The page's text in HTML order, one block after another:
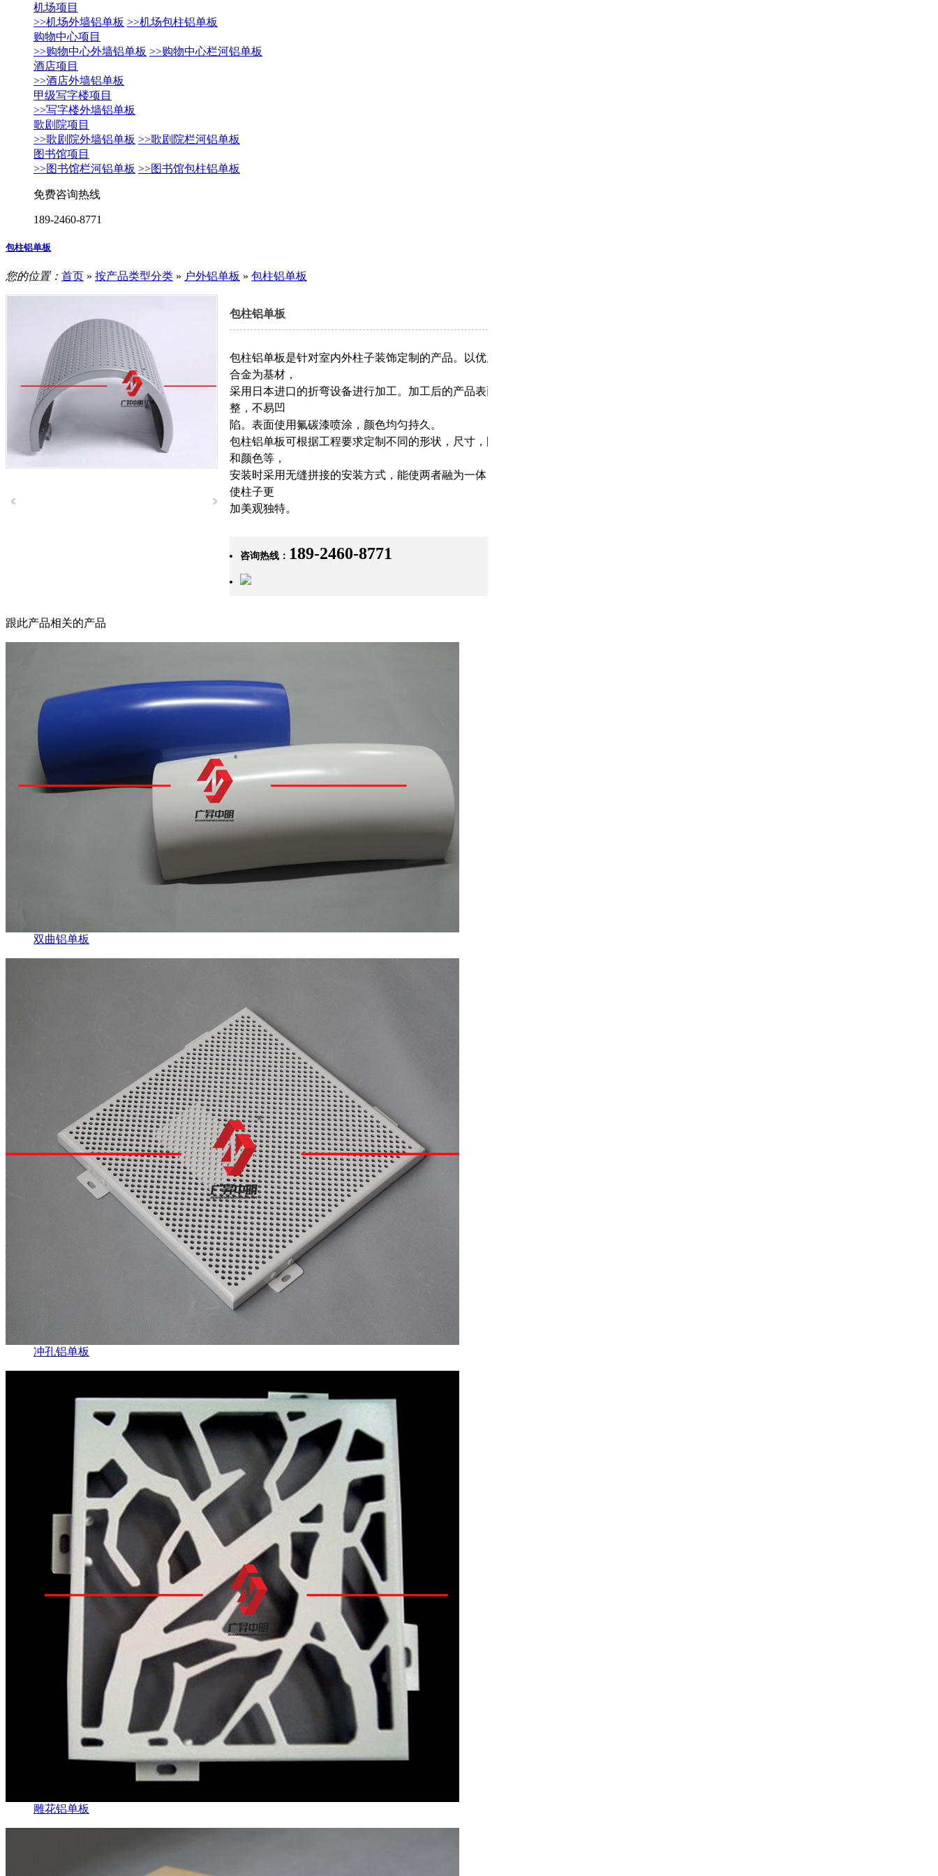
机场项目
>>机场外墙铝单板 >>机场包柱铝单板
购物中心项目
>>购物中心外墙铝单板 >>购物中心栏河铝单板
酒店项目
>>酒店外墙铝单板
甲级写字楼项目
>>写字楼外墙铝单板
歌剧院项目
>>歌剧院外墙铝单板 >>歌剧院栏河铝单板
图书馆项目
>>图书馆栏河铝单板 >>图书馆包柱铝单板
免费咨询热线
189-2460-8771
包柱铝单板
您的位置： 首页 » 按产品类型分类 » 户外铝单板 » 包柱铝单板
包柱铝单板
包柱铝单板是针对室内外柱子装饰定制的产品。以优质铝
合金为基材，
采用日本进口的折弯设备进行加工。加工后的产品表面平
整，不易凹
陷。表面使用氟碳漆喷涂，颜色均匀持久。
包柱铝单板可根据工程要求定制不同的形状，尺寸，图案
和颜色等，
安装时采用无缝拼接的安装方式，能使两者融为一体，可
使柱子更
加美观独特。
咨询热线： 189-2460-8771
跟此产品相关的产品
双曲铝单板
冲孔铝单板
雕花铝单板